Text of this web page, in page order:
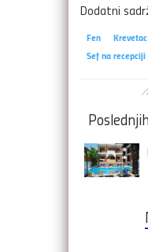
Dodatni
Fen Krevetac
Sef na recepciji